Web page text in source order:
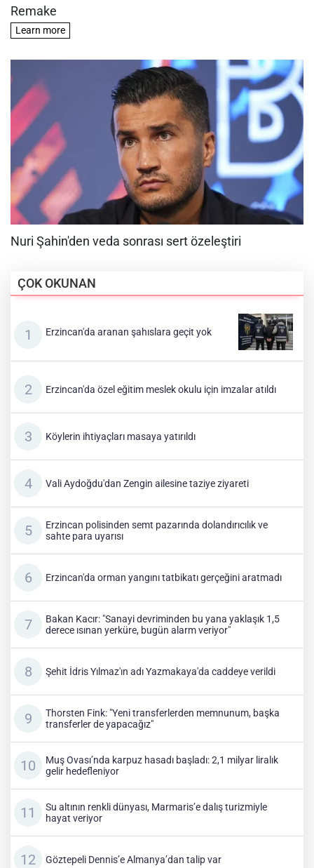
ÇOK OKUNAN
Erzincan'da aranan şahıslara geçit yok
Erzincan'da özel eğitim meslek okulu için imzalar atıldı
Köylerin ihtiyaçları masaya yatırıldı
Vali Aydoğdu'dan Zengin ailesine taziye ziyareti
Erzincan polisinden semt pazarında dolandırıcılık ve
sahte para uyarısı
Erzincan'da orman yangını tatbikatı gerçeğini aratmadı
Bakan Kacır: "Sanayi devriminden bu yana yaklaşık 1,5
derece ısınan yerküre, bugün alarm veriyor"
Şehit İdris Yılmaz'ın adı Yazmakaya'da caddeye verildi
Thorsten Fink: "Yeni transferlerden memnunum, başka
transferler de yapacağız"
Muş Ovası’nda karpuz hasadı başladı: 2,1 milyar liralık
gelir hedefleniyor
Su altının renkli dünyası, Marmaris’e dalış turizmiyle
hayat veriyor
Göztepeli Dennis’e Almanya’dan talip var